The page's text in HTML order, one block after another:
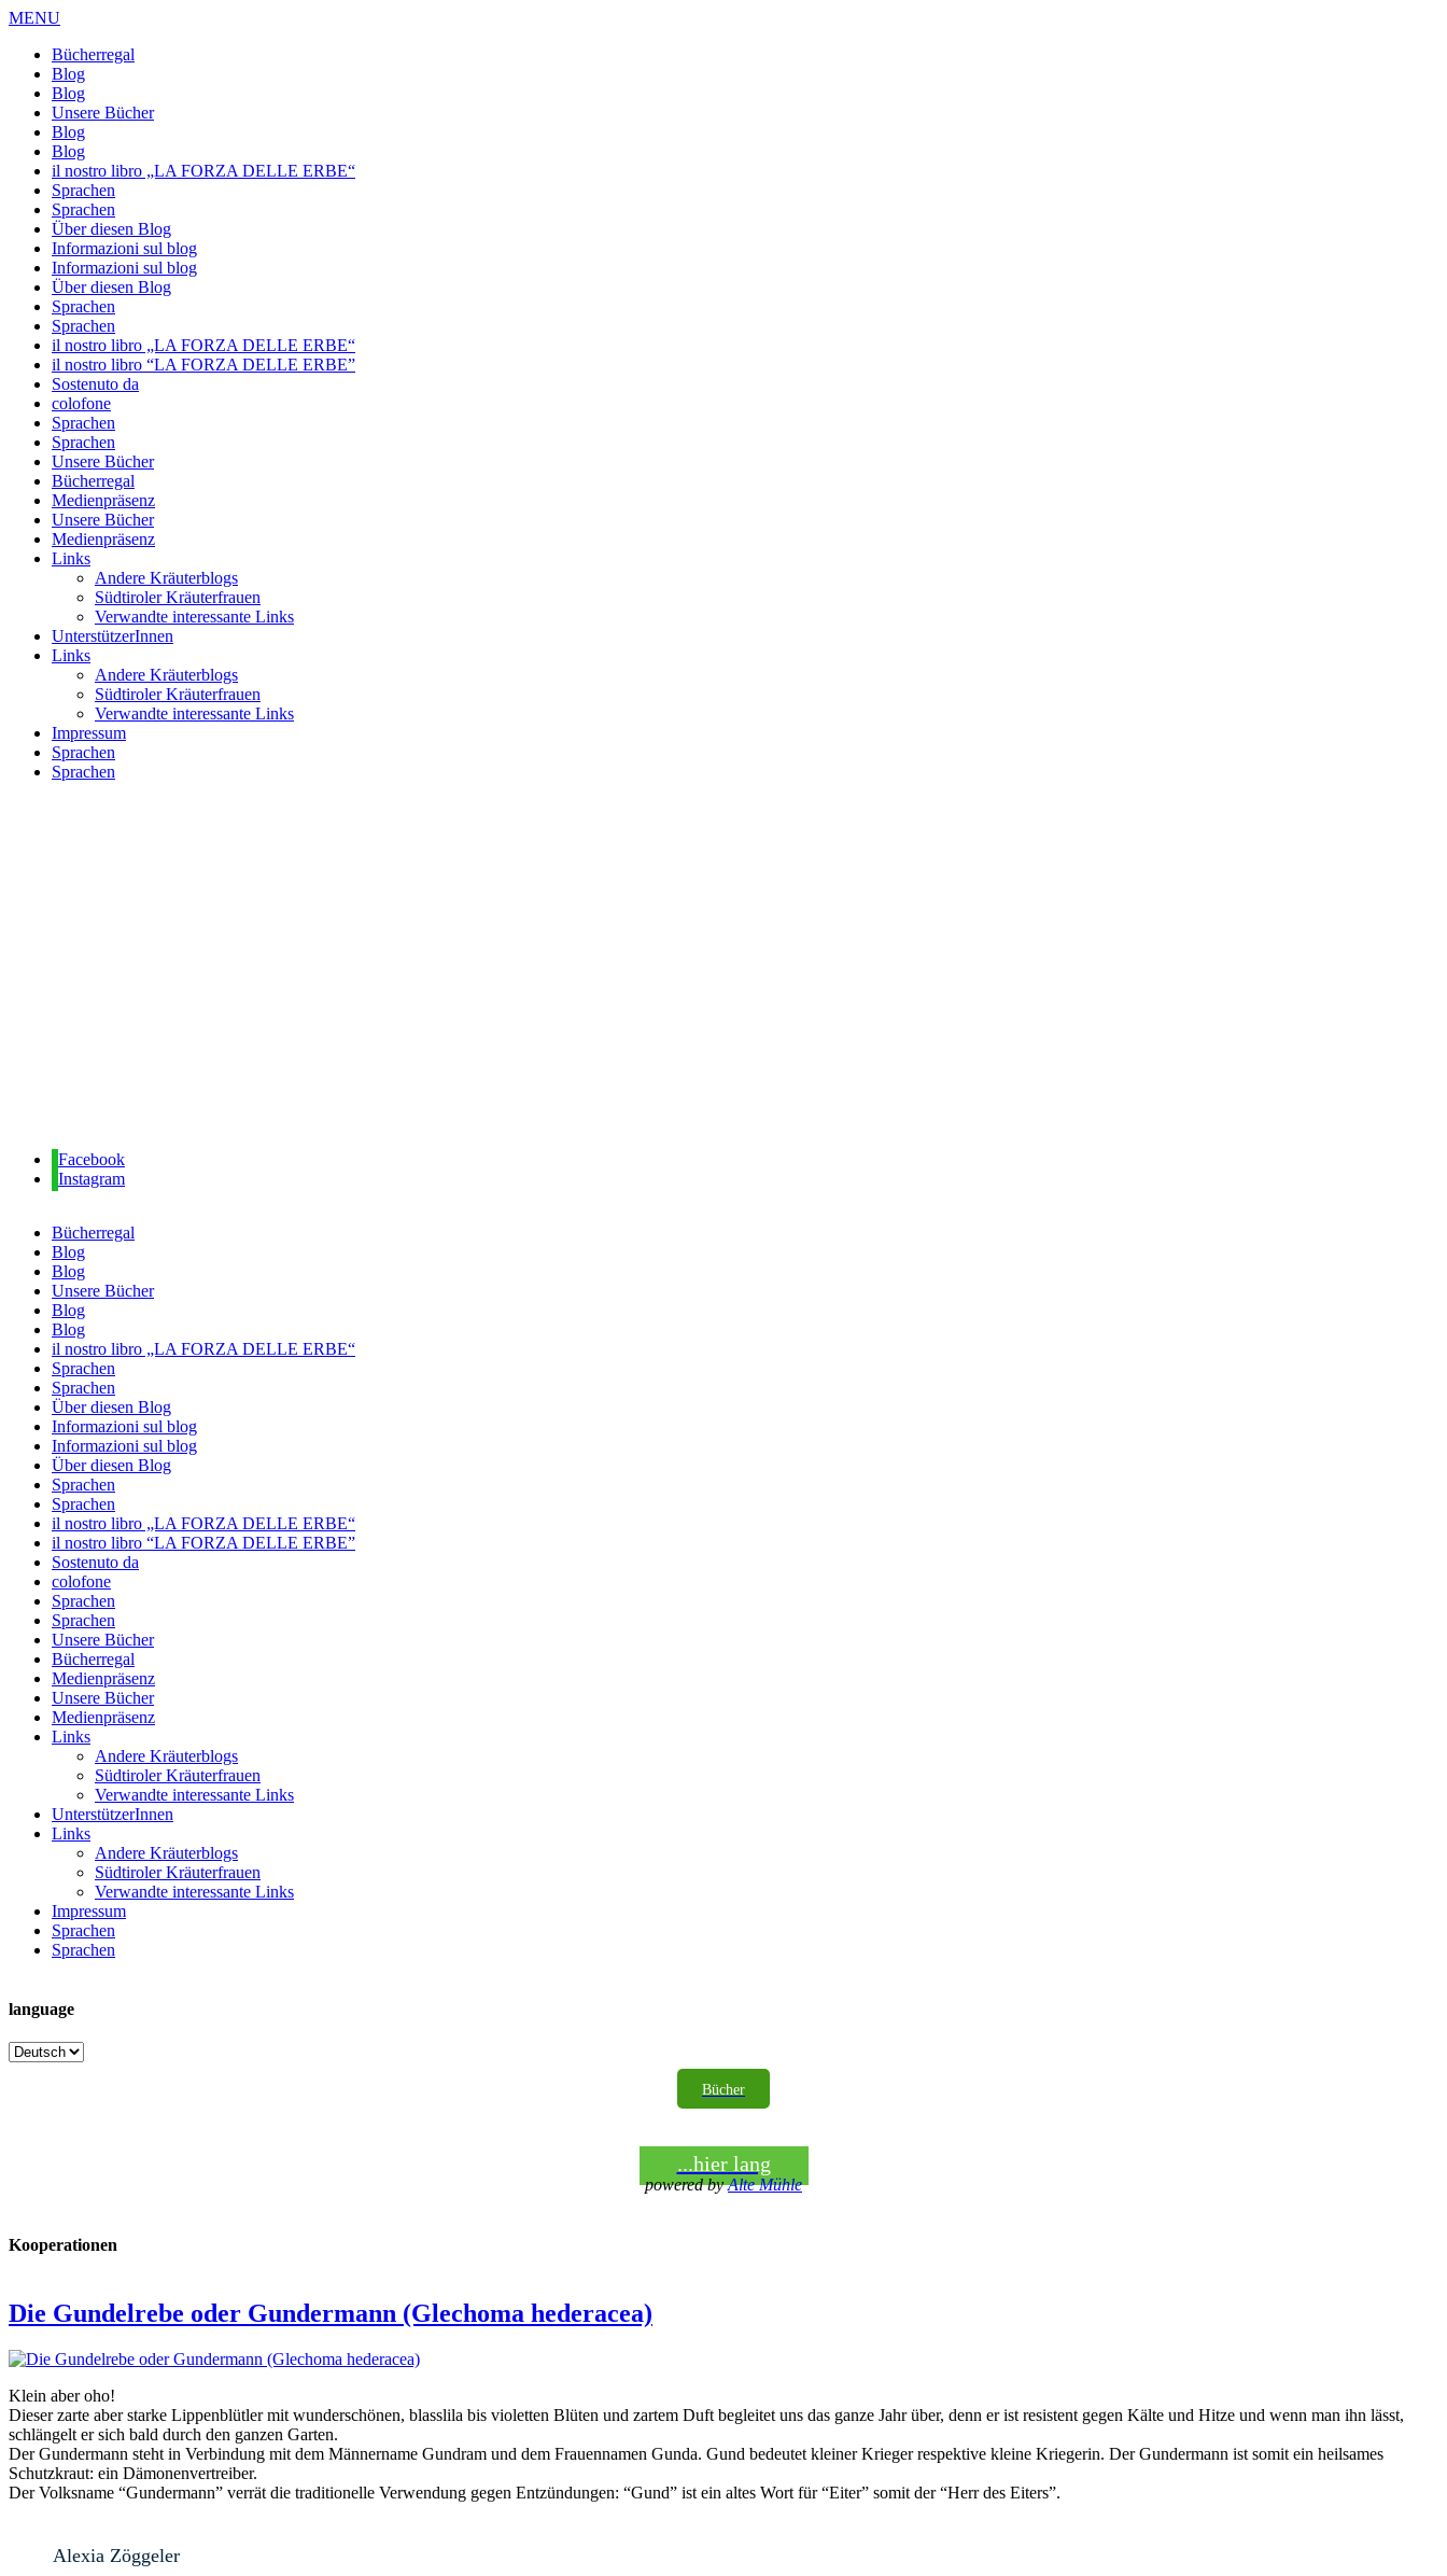
MENU
Bücherregal
Blog
Blog
Unsere Bücher
Blog
Blog
il nostro libro „LA FORZA DELLE ERBE“
Sprachen
Sprachen
Über diesen Blog
Informazioni sul blog
Informazioni sul blog
Über diesen Blog
Sprachen
Sprachen
il nostro libro „LA FORZA DELLE ERBE“
il nostro libro “LA FORZA DELLE ERBE”
Sostenuto da
colofone
Sprachen
Sprachen
Unsere Bücher
Bücherregal
Medienpräsenz
Unsere Bücher
Medienpräsenz
Links
Andere Kräuterblogs
Südtiroler Kräuterfrauen
Verwandte interessante Links
UnterstützerInnen
Links
Andere Kräuterblogs
Südtiroler Kräuterfrauen
Verwandte interessante Links
Impressum
Sprachen
Sprachen
Facebook
Instagram
Bücherregal
Blog
Blog
Unsere Bücher
Blog
Blog
il nostro libro „LA FORZA DELLE ERBE“
Sprachen
Sprachen
Über diesen Blog
Informazioni sul blog
Informazioni sul blog
Über diesen Blog
Sprachen
Sprachen
il nostro libro „LA FORZA DELLE ERBE“
il nostro libro “LA FORZA DELLE ERBE”
Sostenuto da
colofone
Sprachen
Sprachen
Unsere Bücher
Bücherregal
Medienpräsenz
Unsere Bücher
Medienpräsenz
Links
Andere Kräuterblogs
Südtiroler Kräuterfrauen
Verwandte interessante Links
UnterstützerInnen
Links
Andere Kräuterblogs
Südtiroler Kräuterfrauen
Verwandte interessante Links
Impressum
Sprachen
Sprachen
language
language
Bücher
...hier lang
powered byAlte Mühle
Kooperationen
Die Gundelrebe oder Gundermann (Glechoma hederacea)
Klein aber oho!
Dieser zarte aber starke Lippenblütler mit wunderschönen, blasslila bis violetten Blüten und zartem Duft begleitet uns das ganze Jahr über, denn er ist resistent gegen Kälte und Hitze und wenn man ihn lässt,
schlängelt er sich bald durch den ganzen Garten.
Der Gundermann steht in Verbindung mit dem Männername Gundram und dem Frauennamen Gunda. Gund bedeutet kleiner Krieger respektive kleine Kriegerin. Der Gundermann ist somit ein heilsames
Schutzkraut: ein Dämonenvertreiber.
Der Volksname “Gundermann” verrät die traditionelle Verwendung gegen Entzündungen: “Gund” ist ein altes Wort für “Eiter” somit der “Herr des Eiters”.
Alexia Zöggeler